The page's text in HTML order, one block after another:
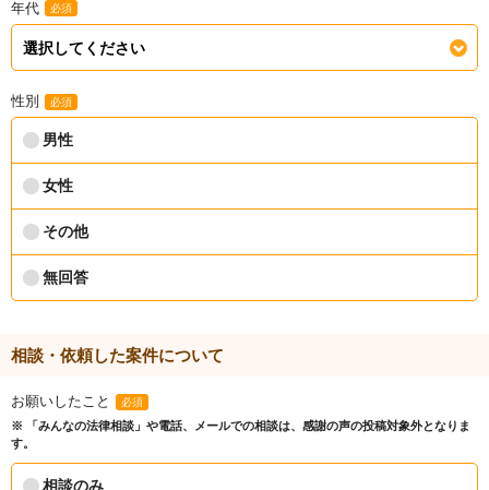
年代 必須
性別 必須
男性
女性
その他
無回答
相談・依頼した案件について
お願いしたこと 必須
※ 「みんなの法律相談」や電話、メールでの相談は、感謝の声の投稿対象外となりま
す。
相談のみ